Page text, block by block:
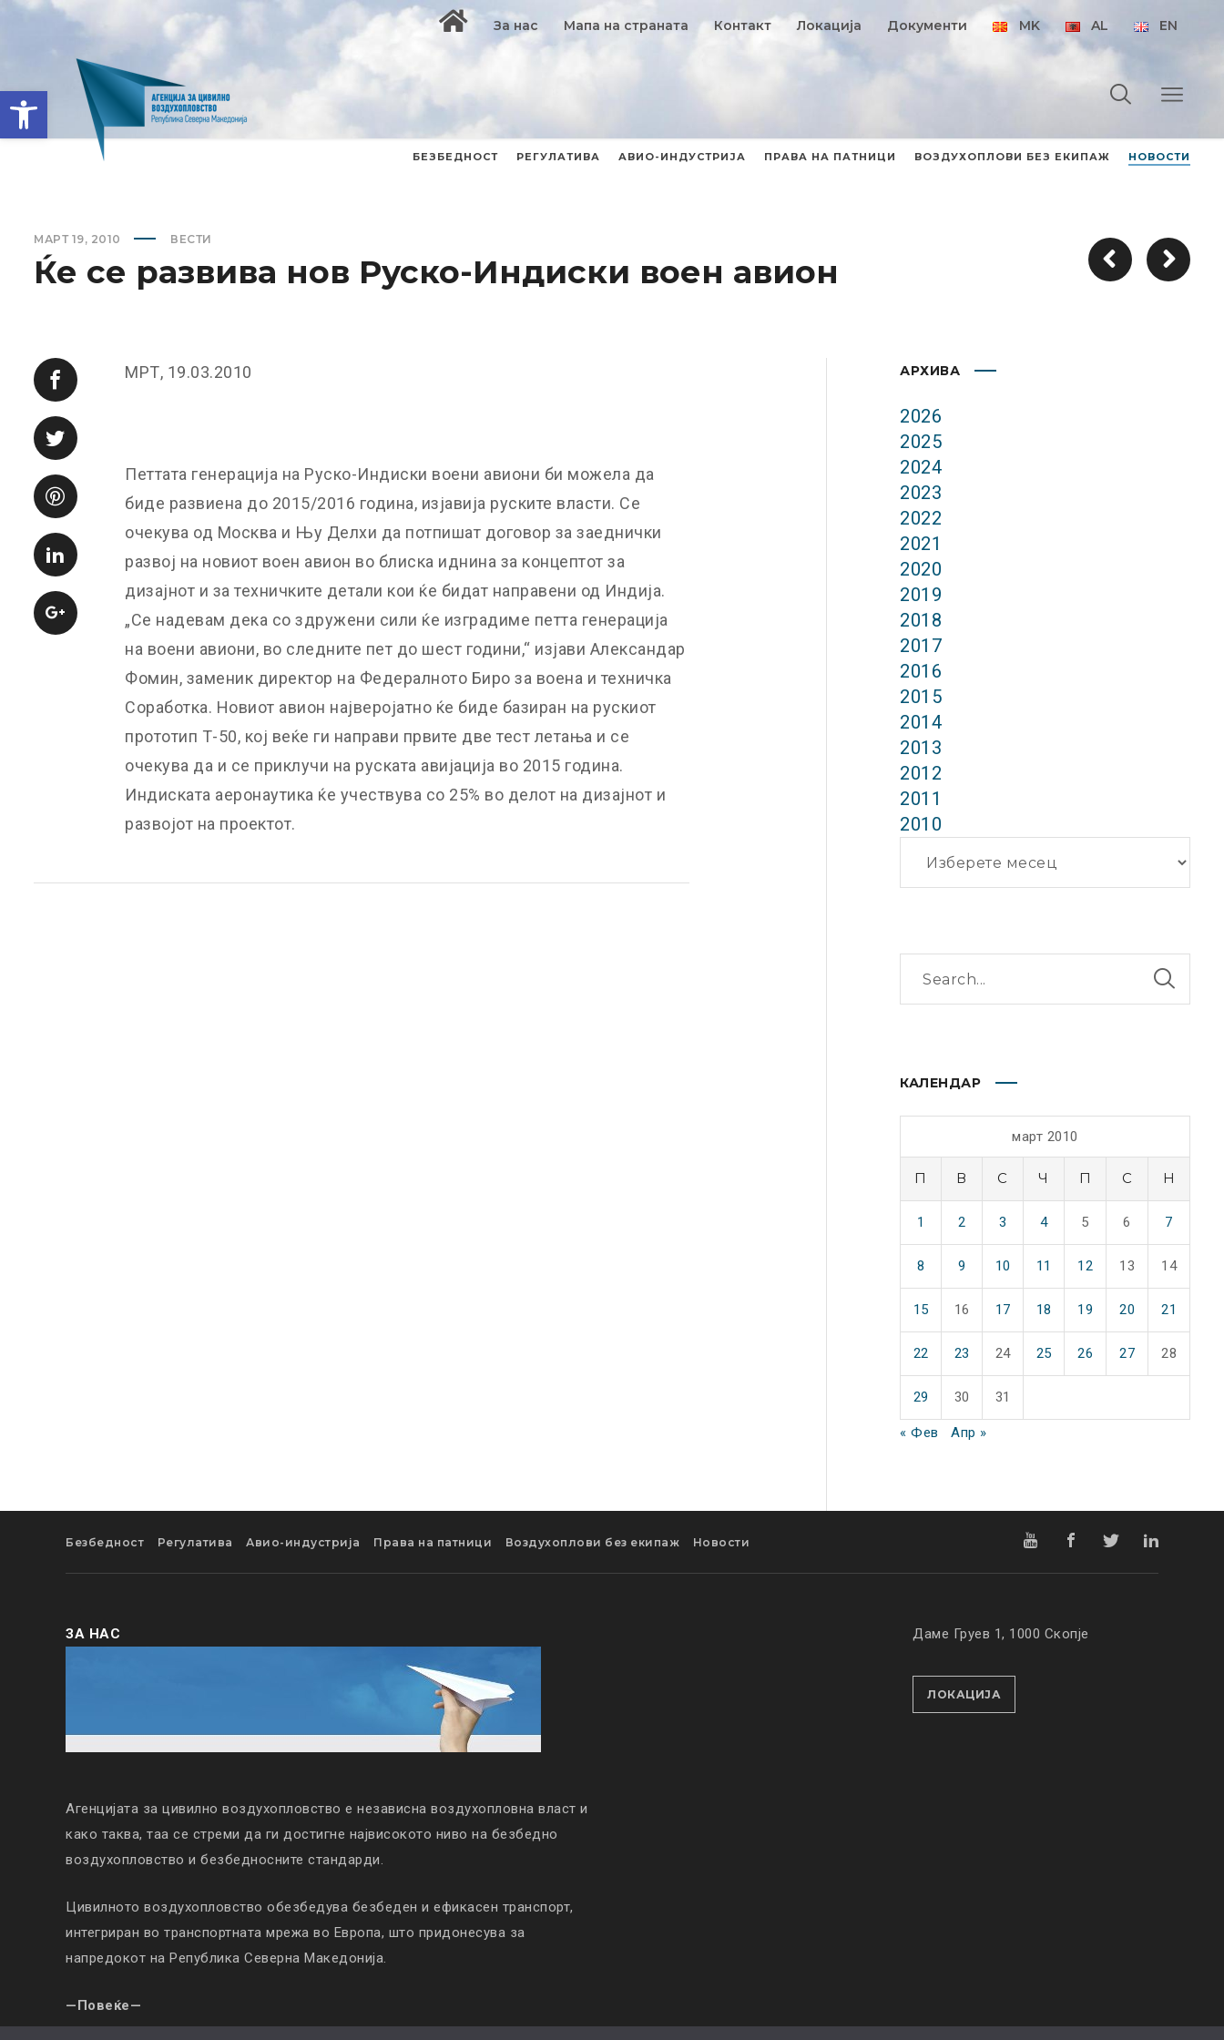
Open toolbar
За нас Мапа на страната Контакт Локација Документи MK AL EN
БЕЗБЕДНОСТ РЕГУЛАТИВА АВИО-ИНДУСТРИЈА ПРАВА НА ПАТНИЦИ ВОЗДУХОПЛОВИ БЕЗ ЕКИПАЖ НОВОСТИ
МАРТ 19, 2010 ВЕСТИ
Ќе се развива нов Руско-Индиски воен авион
МРТ, 19.03.2010
Петтата генерација на Руско-Индиски воени авиони би можела да
биде развиена до 2015/2016 година, изјавија руските власти. Се
очекува од Москва и Њу Делхи да потпишат договор за заеднички
развој на новиот воен авион во блиска иднина за концептот за
дизајнот и за техничките детали кои ќе бидат направени од Индија.
„Се надевам дека со здружени сили ќе изградиме петта генерација
на воени авиони, во следните пет до шест години,“ изјави Александар
Фомин, заменик директор на Федералното Биро за воена и техничка
Соработка. Новиот авион најверојатно ќе биде базиран на рускиот
прототип Т-50, кој веќе ги направи првите две тест летања и се
очекува да и се приклучи на руската авијација во 2015 година.
Индиската аеронаутика ќе учествува со 25% во делот на дизајнот и
развојот на проектот.
АРХИВА
2026
2025
2024
2023
2022
2021
2020
2019
2018
2017
2016
2015
2014
2013
2012
2011
2010
КАЛЕНДАР
март 2010
П В С Ч П С Н
1 2 3 4 5 6 7
8 9 10 11 12 13 14
15 16 17 18 19 20 21
22 23 24 25 26 27 28
29 30 31
« Фев Апр »
Безбедност Регулатива Авио-индустрија Права на патници Воздухоплови без екипаж Новости
ЗА НАС
Агенцијата за цивилно воздухопловство е независна воздухопловна власт и
како таква, таа се стреми да ги достигне највисокото ниво на безбедно
воздухопловство и безбедносните стандарди.
Цивилното воздухопловство обезбедува безбеден и ефикасен транспорт,
интегриран во транспортната мрежа во Европа, што придонесува за
напредокот на Република Северна Македонија.
—Повеќе—
Даме Груев 1, 1000 Скопје
ЛОКАЦИЈА